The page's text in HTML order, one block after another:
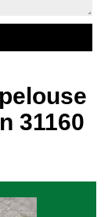
31160